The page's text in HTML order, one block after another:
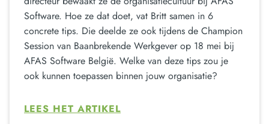
Software. Hoe ze dat doet, vat Britt samen in 6
concrete tips. Die deelde ze ook tijdens de Champion
Session van Baanbrekende Werkgever op 18 mei bij
AFAS Software België. Welke van deze tips zou je
ook kunnen toepassen binnen jouw organisatie?
LEES HET ARTIKEL